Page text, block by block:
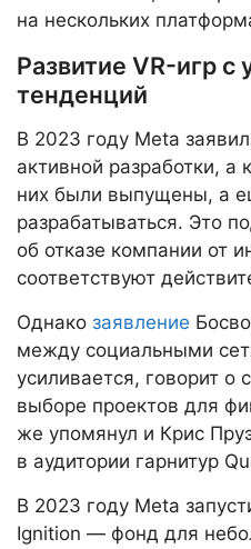
на нескольких
Развитие VR-игр с
тенденций
В 2023 году Meta
активной разработки, а
них были выпущены, а
разрабатываться. Это
об отказе компании от
соответствуют
Однако заявление
между социальными
усиливается, говорит о
выборе проектов для
же упомянул и Крис
в аудитории гарнитур
В 2023 году Meta
Ignition — фонд для